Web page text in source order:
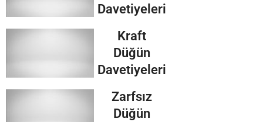
Davetiyeleri
Kraft
Düğün
Davetiyeleri
Zarfsız
Düğün